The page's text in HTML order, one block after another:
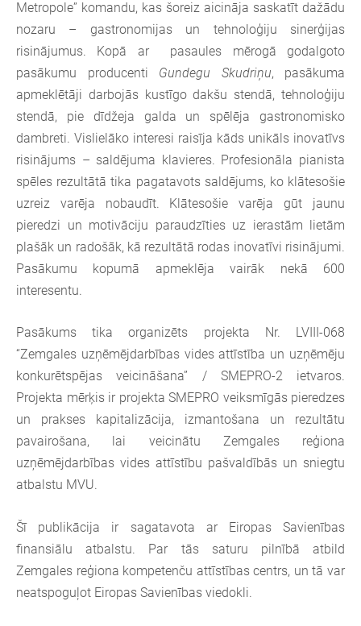
Metropole” komandu, kas šoreiz aicināja saskatīt dažādu
nozaru – gastronomijas un tehnoloģiju sinerģijas
risinājumus. Kopā ar pasaules mērogā godalgoto
pasākumu producenti Gundegu Skudriņu, pasākuma
apmeklētāji darbojās kustīgo dakšu stendā, tehnoloģiju
stendā, pie dīdžeja galda un spēlēja gastronomisko
dambreti. Vislielāko interesi raisīja kāds unikāls inovatīvs
risinājums – saldējuma klavieres. Profesionāla pianista
spēles rezultātā tika pagatavots saldējums, ko klātesošie
uzreiz varēja nobaudīt. Klātesošie varēja gūt jaunu
pieredzi un motivāciju paraudzīties uz ierastām lietām
plašāk un radošāk, kā rezultātā rodas inovatīvi risinājumi.
Pasākumu kopumā apmeklēja vairāk nekā 600
interesentu.
Pasākums tika organizēts projekta Nr. LVIII-068
“Zemgales uzņēmējdarbības vides attīstība un uzņēmēju
konkurētspējas veicināšana” / SMEPRO-2 ietvaros.
Projekta mērķis ir projekta SMEPRO veiksmīgās pieredzes
un prakses kapitalizācija, izmantošana un rezultātu
pavairošana, lai veicinātu Zemgales reģiona
uzņēmējdarbības vides attīstību pašvaldībās un sniegtu
atbalstu MVU.
Šī publikācija ir sagatavota ar Eiropas Savienības
finansiālu atbalstu. Par tās saturu pilnībā atbild
Zemgales reģiona kompetenču attīstības centrs, un tā var
neatspoguļot Eiropas Savienības viedokli.